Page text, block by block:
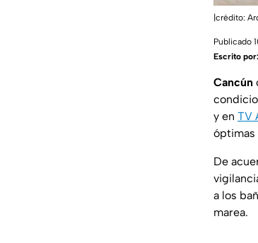
|crédito:
Publicado
Escrito por:
Cancún
y en TV
óptimas
De
a los
marea.